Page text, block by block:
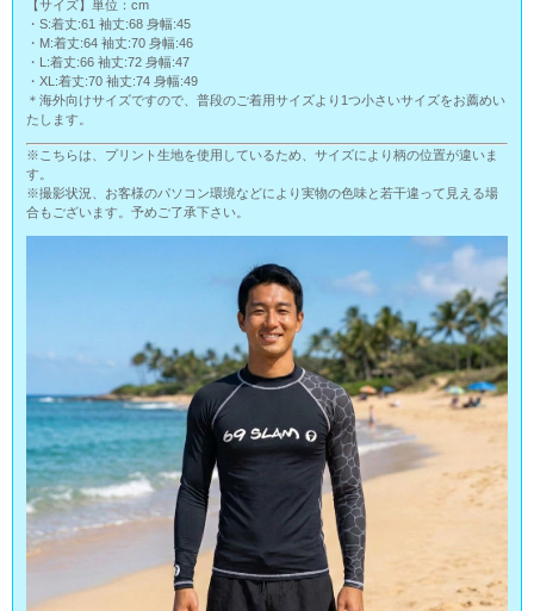
【サイズ】単位：cm
・S:着丈:61 袖丈:68 身幅:45
・M:着丈:64 袖丈:70 身幅:46
・L:着丈:66 袖丈:72 身幅:47
・XL:着丈:70 袖丈:74 身幅:49
＊海外向けサイズですので、普段のご着用サイズより1つ小さいサイズをお薦めい
たします。
※こちらは、プリント生地を使用しているため、サイズにより柄の位置が違いま
す。
※撮影状況、お客様のパソコン環境などにより実物の色味と若干違って見える場
合もございます。予めご了承下さい。